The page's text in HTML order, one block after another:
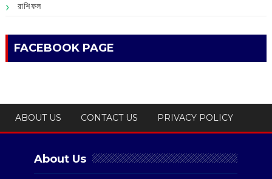
রাশিফল
FACEBOOK PAGE
ABOUT US CONTACT US PRIVACY POLICY
About Us